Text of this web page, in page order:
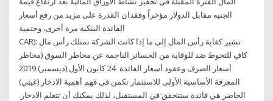
الجنيه مقابل الدولار مؤخراً وفقدان القدرة على مزيد من رفع أسعار
الفائدة البنكية مرة أخرى، وحتمية
CAR): تشير كفاية رأس المال إلى ما إذا كانت الشركة تمتلك رأس مال
كافٍ للتحوط ضد للوقاية من الخسائر الناجمة عن مخاطر السوق (مخاطر
أسعار الصرف وعقود أسعار الفائدة 24 كانون الأول (ديسمبر) 2019
المعرفة الأساسية الأولى للاستثمار تكمن في فهم أهمية الادخار (غيتي)
الحاضر هي فائدة ستتحقق في المستقبل، لذلك يمكنك أن تتعلم الادخار.